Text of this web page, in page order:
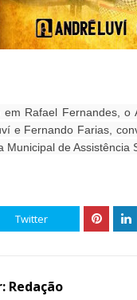
Rafael Fernandes,
e Fernando Farias,
Municipal de
Twitter
Redação